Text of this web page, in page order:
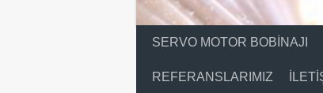
SERVO MOTOR BOBINAJI
REFERANSLARIMIZ